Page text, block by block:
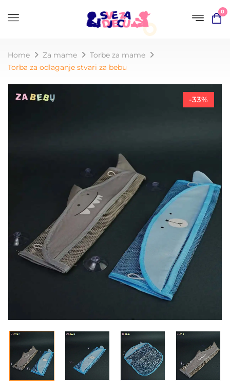
0
Home Za mame
Torbe za mame
Torba za odlaganje stvari za bebu
-33%